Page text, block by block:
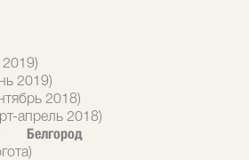
2019)
2019)
2018)
апрель 2018)
Белгород